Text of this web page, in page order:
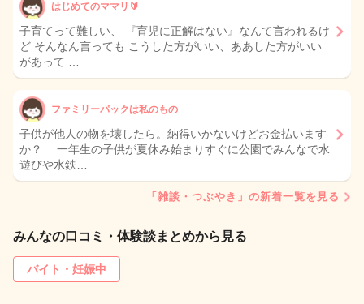
はじめてのママリ🔰
子育てって難しい、 『育児に正解はない』なんて言われるけ
ど そんなん言っても こうした方がいい、ああした方がいい
があって …
ファミリーパックは私のもの
子供が他人の物を壊したら。納得いかないけどお金払います
か？ 一年生の子供が夏休み始まりすぐに公園でみんなで水
遊びや水鉄…
「雑談・つぶやき」の新着一覧を見る
みんなの口コミ・体験談まとめから見る
バイト・妊娠中